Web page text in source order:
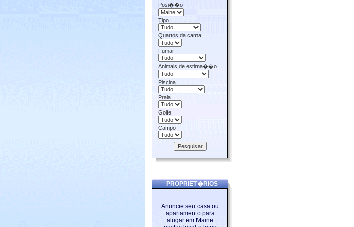
Posi��o
Tipo
Quartos da cama
Fumar
Animais de estima��o
Piscina
Praia
Golfe
Campo
PROPRIET�RIOS
Anuncie seu casa ou
apartamento para
alugar em Maine